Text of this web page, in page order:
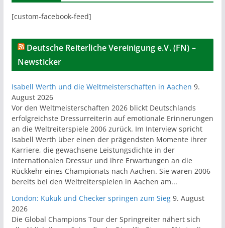
[custom-facebook-feed]
Deutsche Reiterliche Vereinigung e.V. (FN) –
Newsticker
Isabell Werth und die Weltmeisterschaften in Aachen 9.
August 2026
Vor den Weltmeisterschaften 2026 blickt Deutschlands
erfolgreichste Dressurreiterin auf emotionale Erinnerungen
an die Weltreiterspiele 2006 zurück. Im Interview spricht
Isabell Werth über einen der prägendsten Momente ihrer
Karriere, die gewachsene Leistungsdichte in der
internationalen Dressur und ihre Erwartungen an die
Rückkehr eines Championats nach Aachen. Sie waren 2006
bereits bei den Weltreiterspielen in Aachen am...
London: Kukuk und Checker springen zum Sieg 9. August
2026
Die Global Champions Tour der Springreiter nähert sich